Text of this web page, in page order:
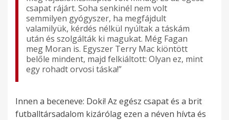
csapat rájárt. Soha senkinél nem volt
semmilyen gyógyszer, ha megfájdult
valamilyük, kérdés nélkül nyúltak a táskám
után és szolgálták ki magukat. Még Fagan
meg Moran is. Egyszer Terry Mac kiöntött
belőle mindent, majd felkiáltott: Olyan ez, mint
egy rohadt orvosi táska!”
Innen a beceneve: Doki! Az egész csapat és a brit
futballtársadalom kizárólag ezen a néven hívta és